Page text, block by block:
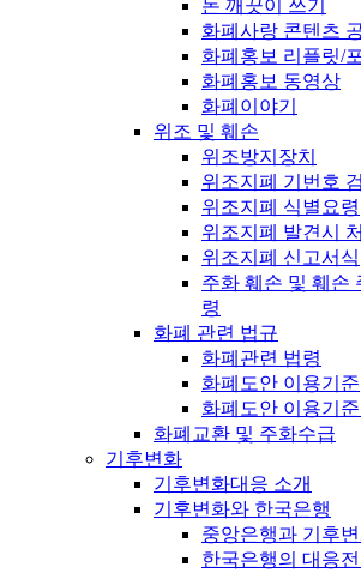
돈 깨끗이 쓰기
화폐사랑 콘텐츠
화폐홍보 리플릿/
화폐홍보 동영상
화폐이야기
위조 및 훼손
위조방지장치
위조지폐 기번호
위조지폐 식별요령
위조지폐 발견시
위조지폐 신고서식
주화 훼손 및 훼손
령
화폐 관련 법규
화폐관련 법령
화폐도안 이용기준
화폐도안 이용기
화폐교환 및 주화수급
기후변화
기후변화대응 소개
기후변화와 한국은행
중앙은행과 기후
한국은행의 대응